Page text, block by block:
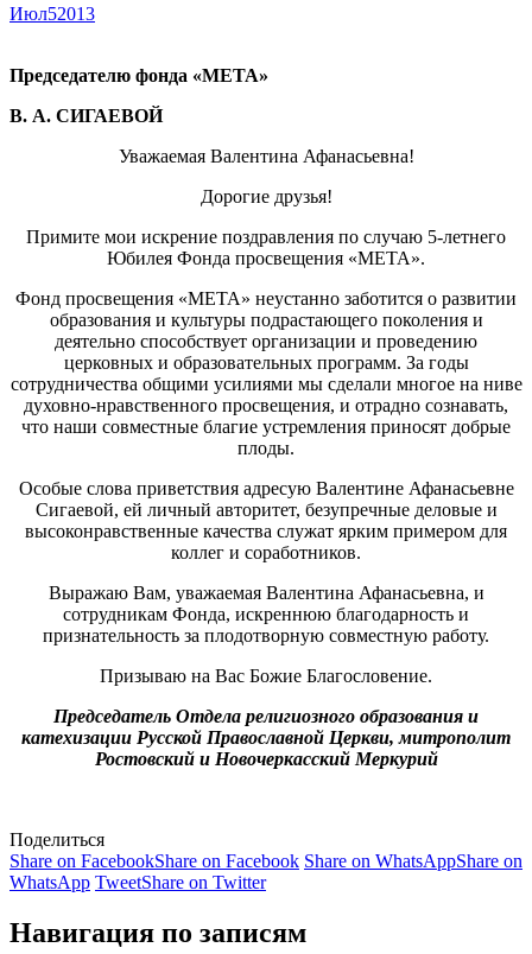
Июл52013
Председателю фонда «МЕТА»
В. А. СИГАЕВОЙ
Уважаемая Валентина Афанасьевна!
Дорогие друзья!
Примите мои искрение поздравления по случаю 5-летнего
Юбилея Фонда просвещения «МЕТА».
Фонд просвещения «МЕТА» неустанно заботится о развитии
образования и культуры подрастающего поколения и
деятельно способствует организации и проведению
церковных и образовательных программ. За годы
сотрудничества общими усилиями мы сделали многое на ниве
духовно-нравственного просвещения, и отрадно сознавать,
что наши совместные благие устремления приносят добрые
плоды.
Особые слова приветствия адресую Валентине Афанасьевне
Сигаевой, ей личный авторитет, безупречные деловые и
высоконравственные качества служат ярким примером для
коллег и соработников.
Выражаю Вам, уважаемая Валентина Афанасьевна, и
сотрудникам Фонда, искреннюю благодарность и
признательность за плодотворную совместную работу.
Призываю на Вас Божие Благословение.
Председатель Отдела религиозного образования и
катехизации Русской Православной Церкви, митрополит
Ростовский и Новочеркасский Меркурий
Поделиться
Share on FacebookShare on Facebook Share on WhatsAppShare on
WhatsApp TweetShare on Twitter
Навигация по записям